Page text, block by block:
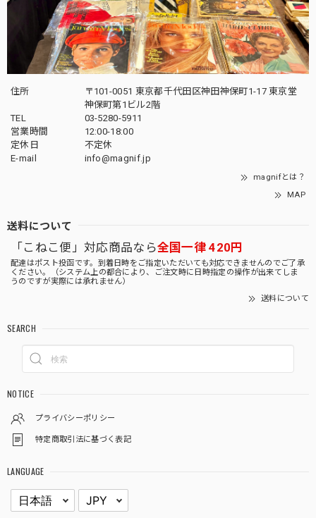
住所
〒101-0051 東京都千代田区神田神保町1-17 東京堂
神保町第1ビル2階
TEL
03-5280-5911
営業時間
12:00-18:00
定休日
不定休
E-mail
info@magnif.jp
magnifとは？
MAP
送料について
「こねこ便」対応商品なら全国一律 420円
配達はポスト投函です。到着日時をご指定いただいても対応できませんのでご了承
ください。（システム上の都合により、ご注文時に日時指定の操作が出来てしま
うのですが実際には承れません）
送料について
SEARCH
NOTICE
プライバシーポリシー
特定商取引法に基づく表記
LANGUAGE